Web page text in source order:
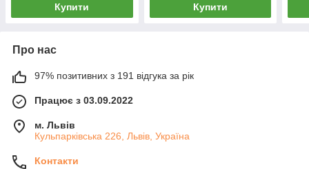
Купити Купити
Про нас
97% позитивних з 191 відгука за рік
Працює з 03.09.2022
м. Львів
Кульпарківська 226, Львів, Україна
Контакти